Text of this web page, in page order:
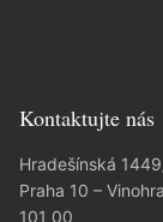
Kontaktujte nás
Hradešínská
Praha 10 –
101 00